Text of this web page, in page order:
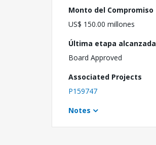
Monto del Compromiso
US$ 150.00 millones
Última etapa alcanzada
Board Approved
Associated Projects
P159747
Notes